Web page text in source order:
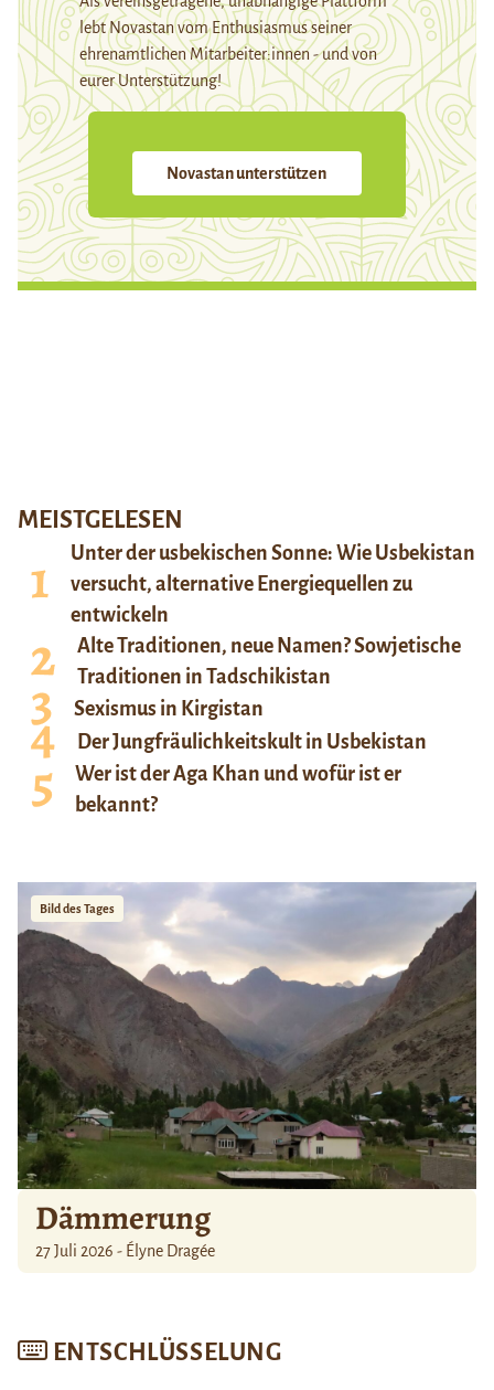
lebt Novastan vom Enthusiasmus seiner
ehrenamtlichen Mitarbeiter:innen - und von
eurer Unterstützung!
Novastan unterstützen
MEISTGELESEN
Unter der usbekischen Sonne: Wie Usbekistan
versucht, alternative Energiequellen zu
entwickeln
Alte Traditionen, neue Namen? Sowjetische
Traditionen in Tadschikistan
Sexismus in Kirgistan
Der Jungfräulichkeitskult in Usbekistan
Wer ist der Aga Khan und wofür ist er
bekannt?
Bild des Tages
Dämmerung
27 Juli 2026 - Élyne Dragée
ENTSCHLÜSSELUNG